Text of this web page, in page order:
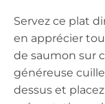
Servez ce plat
en apprécier
de saumon sur
généreuse
dessus et